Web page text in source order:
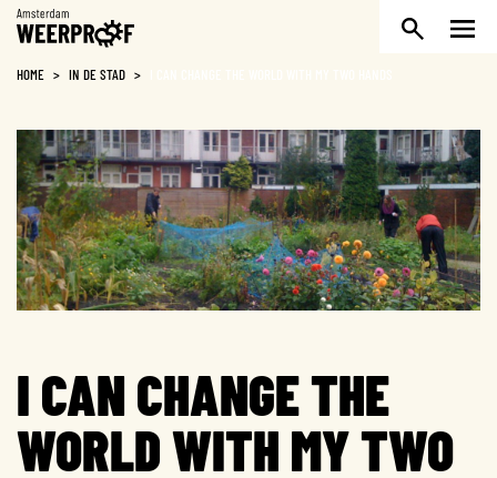
Weerproof
HOME > IN DE STAD >
I CAN CHANGE THE
WORLD WITH MY TWO